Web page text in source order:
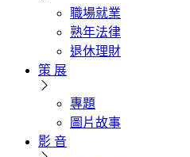
職場就業
熟年法律
退休理財
策 展
專題
圖片故事
影 音